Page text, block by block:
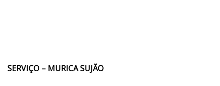
SERVIÇO – MURICA SUJÃO